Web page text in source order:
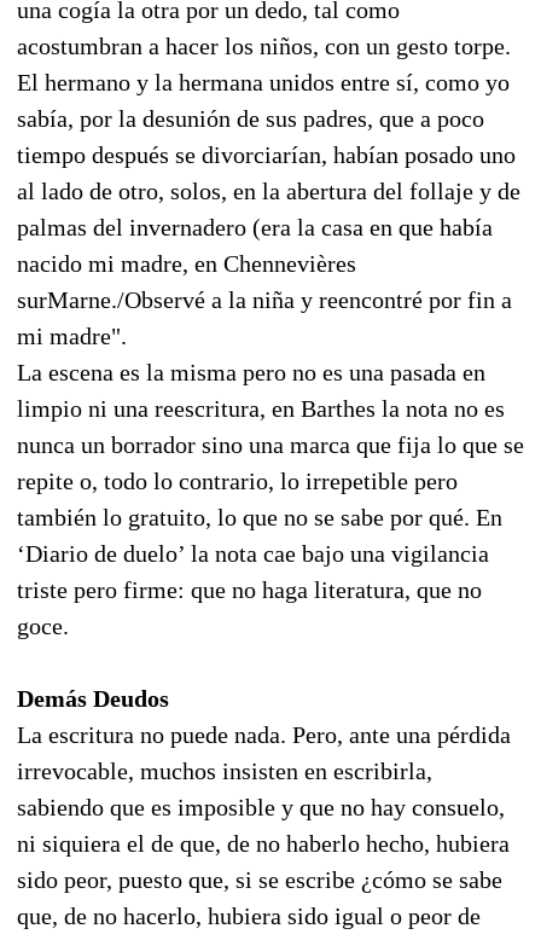
una cogía la otra por un dedo, tal como
acostumbran a hacer los niños, con un gesto torpe.
El hermano y la hermana unidos entre sí, como yo
sabía, por la desunión de sus padres, que a poco
tiempo después se divorciarían, habían posado uno
al lado de otro, solos, en la abertura del follaje y de
palmas del invernadero (era la casa en que había
nacido mi madre, en Chennevières
surMarne./Observé a la niña y reencontré por fin a
mi madre".
La escena es la misma pero no es una pasada en
limpio ni una reescritura, en Barthes la nota no es
nunca un borrador sino una marca que fija lo que se
repite o, todo lo contrario, lo irrepetible pero
también lo gratuito, lo que no se sabe por qué. En
‘Diario de duelo’ la nota cae bajo una vigilancia
triste pero firme: que no haga literatura, que no
goce.
Demás Deudos
La escritura no puede nada. Pero, ante una pérdida
irrevocable, muchos insisten en escribirla,
sabiendo que es imposible y que no hay consuelo,
ni siquiera el de que, de no haberlo hecho, hubiera
sido peor, puesto que, si se escribe ¿cómo se sabe
que, de no hacerlo, hubiera sido igual o peor de